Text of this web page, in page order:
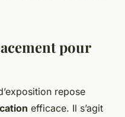
pour
repose
efficace. Il s’agit